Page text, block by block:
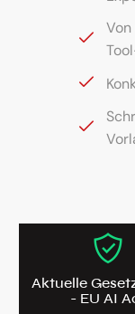
Aktuelle
- EU AI